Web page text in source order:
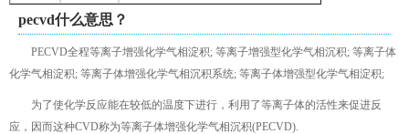
pecvd什么意思？
PECVD全程等离子增强化学气相淀积; 等离子增强型化学气相沉积; 等离子体
化学气相淀积; 等离子体增强化学气相沉积系统; 等离子体增强型化学气相淀积;
为了使化学反应能在较低的温度下进行，利用了等离子体的活性来促进反
应，因而这种CVD称为等离子体增强化学气相沉积(PECVD).